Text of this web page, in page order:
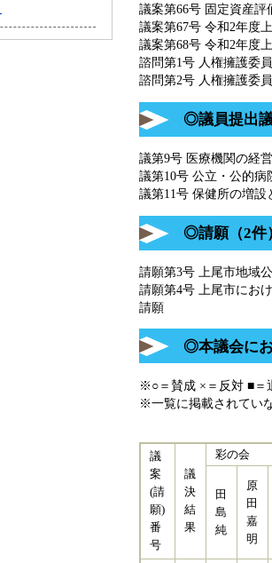
議案第66号 固定資産評
議案第67号 令和2年度
議案第68号 令和2年度
諮問第1号 人権擁護委
諮問第2号 人権擁護委
◎議員提出
議第9号 医療機関の経
議第10号 公立・公的
議第11号 保健所の増
◎請願（2件
請願第3号 上尾市地域
請願第4号 上尾市にお
請願
◎本議会に
※○＝賛成 ×＝反対 ■＝
※一覧に掲載されてい
議
案
(請
願)
番
号
議
決
結
果
彩の会
田
島
純
原
田
嘉
明